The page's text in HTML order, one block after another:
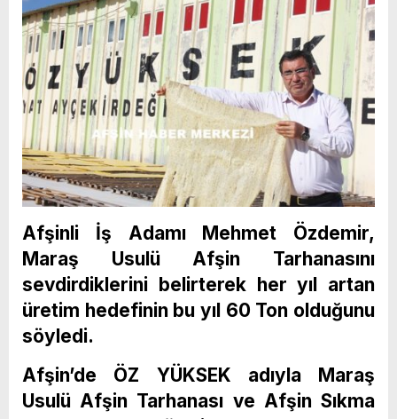
Afşinli İş Adamı Mehmet Özdemir,
Maraş Usulü Afşin Tarhanasını
sevdirdiklerini belirterek her yıl artan
üretim hedefinin bu yıl 60 Ton olduğunu
söyledi.
Afşin’de ÖZ YÜKSEK adıyla Maraş
Usulü Afşin Tarhanası ve Afşin Sıkma